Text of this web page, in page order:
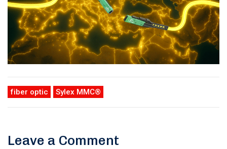
fiber optic Sylex MMC®
Leave a Comment